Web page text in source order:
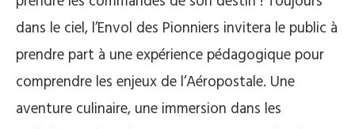
dans le ciel, l’Envol des Pionniers invitera le public à
prendre part à une expérience pédagogique pour
comprendre les enjeux de l’Aéropostale. Une
aventure culinaire, une immersion dans les